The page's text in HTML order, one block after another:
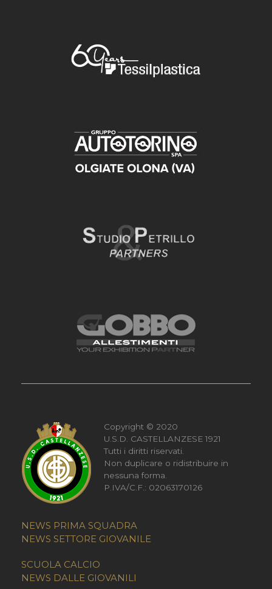
Copyright © 2020
U.S.D. CASTELLANZESE 1921
Tutti i diritti riservati.
Non duplicare o ridistribuire in
nessuna forma.
P.IVA/C.F.: 02063170126
NEWS PRIMA SQUADRA
NEWS SETTORE GIOVANILE
SCUOLA CALCIO
NEWS DALLE GIOVANILI